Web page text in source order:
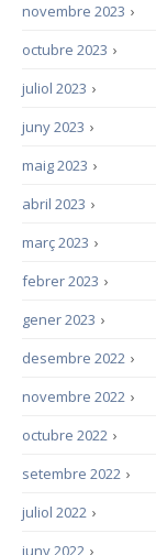
›
novembre 2023
›
octubre 2023
›
juliol 2023
›
juny 2023
›
maig 2023
›
abril 2023
›
març 2023
›
febrer 2023
›
gener 2023
›
desembre 2022
›
novembre 2022
›
octubre 2022
›
setembre 2022
›
juliol 2022
›
juny 2022